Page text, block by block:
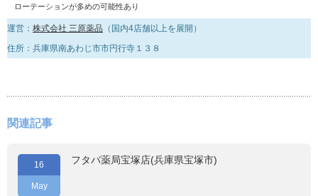
ローテーションが多めの可能性あり
運営： 株式会社 三原薬品 （国内4店舗以上を展開）
住所：兵庫県南あわじ市市円行寺１３８
関連記事
16
May
フタバ薬局宝塚店(兵庫県宝塚市)